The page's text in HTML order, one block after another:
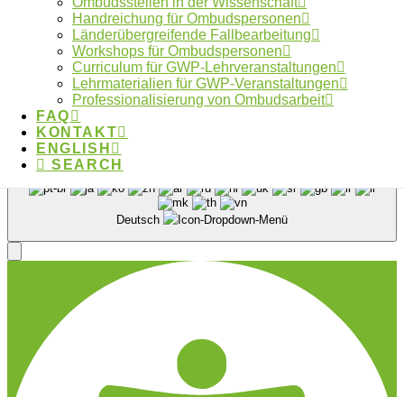
Handreichung für Ombudspersonen
Länderübergreifende Fallbearbeitung
Workshops für Ombudspersonen
Curriculum für GWP-Lehrveranstaltungen
Lehrmaterialien für GWP-Veranstaltungen
Professionalisierung von Ombudsarbeit
FAQ
KONTAKT
ENGLISH
SEARCH
FAQ
Kontakt
Datenschutzerklärung
Made with ❤︎ bygalaniprojects GmbH © 2026
Type and Press “enter” to Search
Deutsch